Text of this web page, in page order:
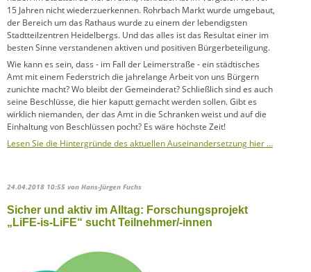
15 Jahren nicht wiederzuerkennen. Rohrbach Markt wurde umgebaut,
der Bereich um das Rathaus wurde zu einem der lebendigsten
Stadtteilzentren Heidelbergs. Und das alles ist das Resultat einer im
besten Sinne verstandenen aktiven und positiven Bürgerbeteiligung.
Wie kann es sein, dass - im Fall der Leimerstraße - ein städtisches
Amt mit einem Federstrich die jahrelange Arbeit von uns Bürgern
zunichte macht? Wo bleibt der Gemeinderat? Schließlich sind es auch
seine Beschlüsse, die hier kaputt gemacht werden sollen. Gibt es
wirklich niemanden, der das Amt in die Schranken weist und auf die
Einhaltung von Beschlüssen pocht? Es wäre höchste Zeit!
Lesen Sie die Hintergründe des aktuellen Auseinandersetzung hier …
24.04.2018 10:55 von Hans-Jürgen Fuchs
Sicher und aktiv im Alltag: Forschungsprojekt
„LiFE-is-LiFE“ sucht Teilnehmer/-innen